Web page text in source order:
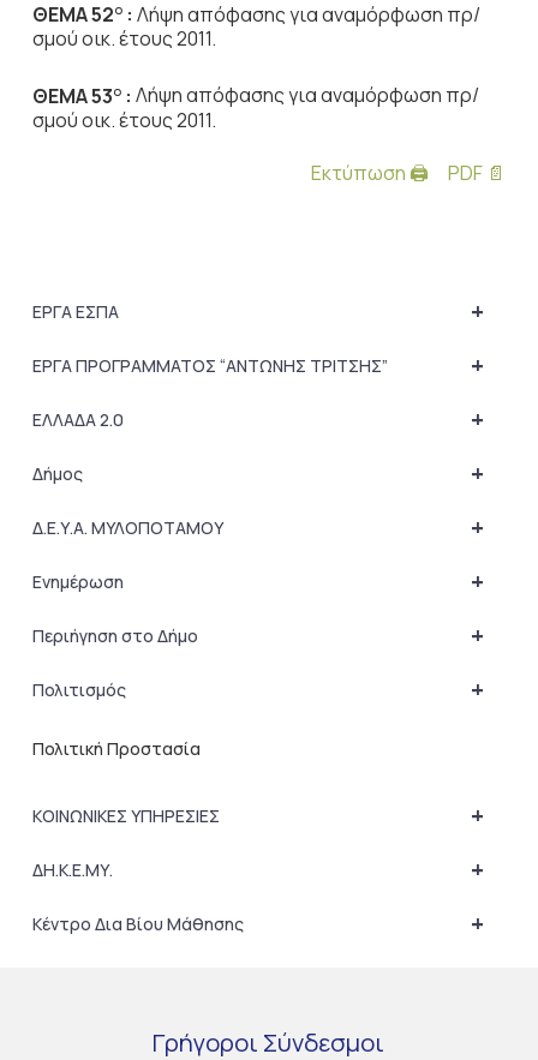
ΘΕΜΑ 52Ο: Λήψη απόφασης για αναμόρφωση πρ/
σμού οικ. έτους 2011.
ΘΕΜΑ 53Ο: Λήψη απόφασης για αναμόρφωση πρ/
σμού οικ. έτους 2011.
Εκτύπωση 🖨
PDF 📄
+
ΕΡΓΑ ΕΣΠΑ
+
ΕΡΓΑ ΠΡΟΓΡΑΜΜΑΤΟΣ “ΑΝΤΩΝΗΣ ΤΡΙΤΣΗΣ”
+
ΕΛΛΑΔΑ 2.0
+
Δήμος
+
Δ.Ε.Υ.Α. ΜΥΛΟΠΟΤΑΜΟΥ
+
Ενημέρωση
+
Περιήγηση στο Δήμο
+
Πολιτισμός
Πολιτική Προστασία
+
ΚΟΙΝΩΝΙΚΕΣ ΥΠΗΡΕΣΙΕΣ
+
ΔΗ.Κ.Ε.ΜΥ.
+
Κέντρο Δια Βίου Μάθησης
Γρήγοροι Σύνδεσμοι